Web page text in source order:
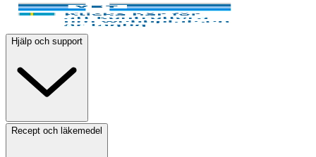
Hjälp och support
Recept och läkemedel